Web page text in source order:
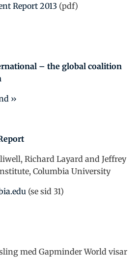
Report 2013 (pdf)
– the global coalition
››
Richard Layard and Jeffrey
Columbia University
(se sid 31)
med Gapminder World visar